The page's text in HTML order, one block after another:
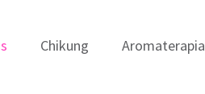
Chikung Aromaterapia